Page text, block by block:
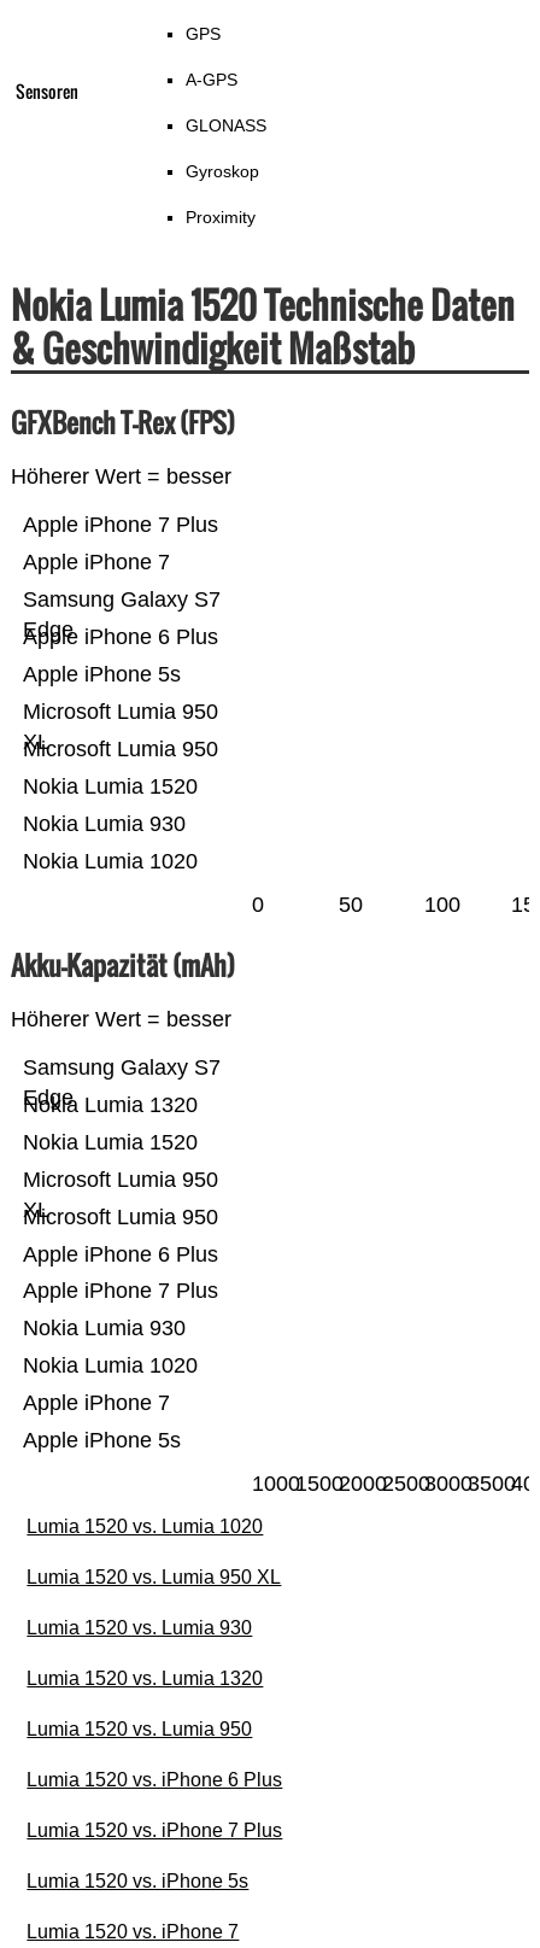
Sensoren
GPS
A-GPS
GLONASS
Gyroskop
Proximity
Nokia Lumia 1520 Technische Daten
& Geschwindigkeit Maßstab
GFXBench T-Rex (FPS)
Höherer Wert = besser
Nokia Lumia 1020
Nokia Lumia 930
Nokia Lumia 1520
Microsoft Lumia 950
Microsoft Lumia 950
XL
Apple iPhone 5s
Apple iPhone 6 Plus
Samsung Galaxy S7
Edge
Apple iPhone 7
Apple iPhone 7 Plus
0 50 100
Akku-Kapazität (mAh)
Höherer Wert = besser
Apple iPhone 5s
Apple iPhone 7
Nokia Lumia 1020
Nokia Lumia 930
Apple iPhone 7 Plus
Apple iPhone 6 Plus
Microsoft Lumia 950
Microsoft Lumia 950
XL
Nokia Lumia 1520
Nokia Lumia 1320
Samsung Galaxy S7
Edge
100015002000250030003500
Lumia 1520 vs. Lumia 1020
Lumia 1520 vs. Lumia 950 XL
Lumia 1520 vs. Lumia 930
Lumia 1520 vs. Lumia 1320
Lumia 1520 vs. Lumia 950
Lumia 1520 vs. iPhone 6 Plus
Lumia 1520 vs. iPhone 7 Plus
Lumia 1520 vs. iPhone 5s
Lumia 1520 vs. iPhone 7